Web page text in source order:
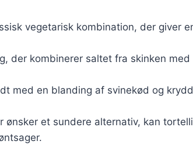
vegetarisk kombination, der giver
der kombinerer saltet fra skinken
med en blanding af svinekød og
ønsker et sundere alternativ, kan